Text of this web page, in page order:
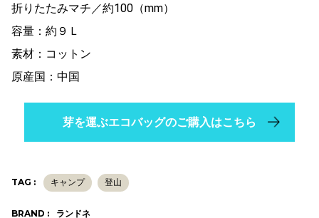
折りたたみマチ／約100（mm）
容量：約９Ｌ
素材：コットン
原産国：中国
芽を運ぶエコバッグのご購入はこちら
TAG : キャンプ 登山
BRAND : ランドネ